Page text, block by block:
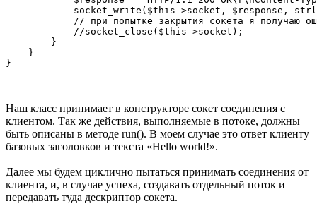
socket_write($this->socket, $response,
// при попытке закрытия сокета я получаю
            //socket_close($this->socket);
        }
    }
Наш класс принимает в конструкторе сокет соединения с
клиентом. Так же действия, выполняемые в потоке, должны
быть описаны в методе run(). В моем случае это ответ клиенту
базовых заголовков и текста «Hello world!».
Далее мы будем циклично пытаться принимать соединения от
клиента, и, в случае успеха, создавать отдельный поток и
передавать туда дескриптор сокета.